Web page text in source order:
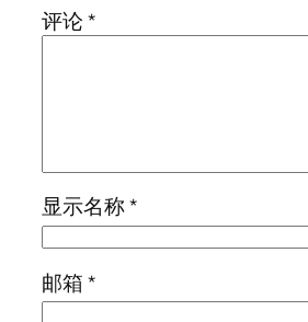
评论*
显示名称*
邮箱*